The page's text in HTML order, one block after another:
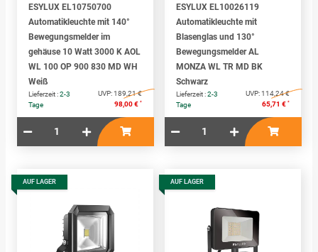
ESYLUX EL10750700
Automatikleuchte mit 140°
Bewegungsmelder im
gehäuse 10 Watt 3000 K AOL
WL 100 OP 900 830 MD WH
Weiß
Lieferzeit :2-3
Tage
UVP:189,21 €
98,00 € *
ESYLUX EL10026119
Automatikleuchte mit
Blasenglas und 130°
Bewegungsmelder AL
MONZA WL TR MD BK
Schwarz
Lieferzeit :2-3
Tage
UVP:114,24 €
65,71 € *
AUF LAGER AUF LAGER